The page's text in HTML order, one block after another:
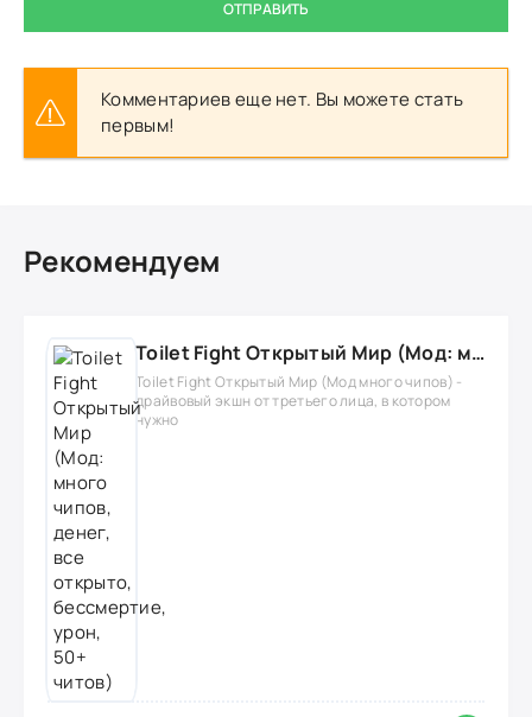
ОТПРАВИТЬ
Комментариев еще нет. Вы можете стать
первым!
Рекомендуем
Toilet Fight Открытый Мир (Мод: много чипов, денег, все открыто, бессмертие, урон, 50+ читов)
Toilet Fight Открытый Мир (Мод много чипов) -
драйвовый экшн от третьего лица, в котором
нужно